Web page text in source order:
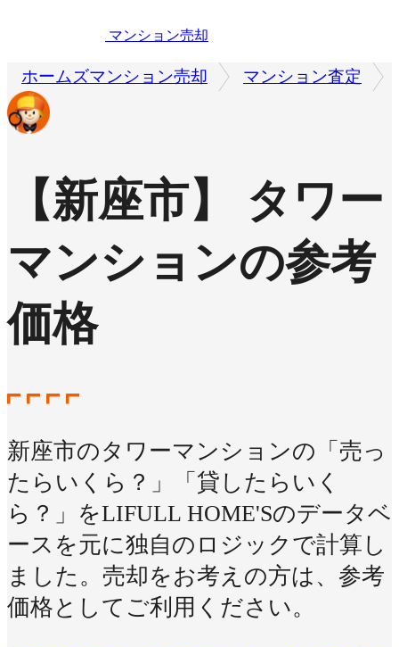
マンション売却
ホームズマンション売却 マンション査定
【新座市】 タワー
マンションの参考
価格
新座市のタワーマンションの「売っ
たらいくら？」「貸したらいく
ら？」をLIFULL HOME'Sのデータベ
ースを元に独自のロジックで計算し
ました。売却をお考えの方は、参考
価格としてご利用ください。